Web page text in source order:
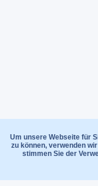
Um unsere Webseite für
zu können, verwenden
stimmen Sie der